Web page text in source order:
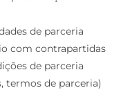
de parceria
com contrapartidas
de parceria
termos de parceria)